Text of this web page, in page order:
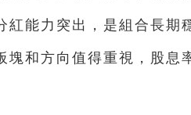
能力突出，是組合長期
塊和方向值得重視，股息